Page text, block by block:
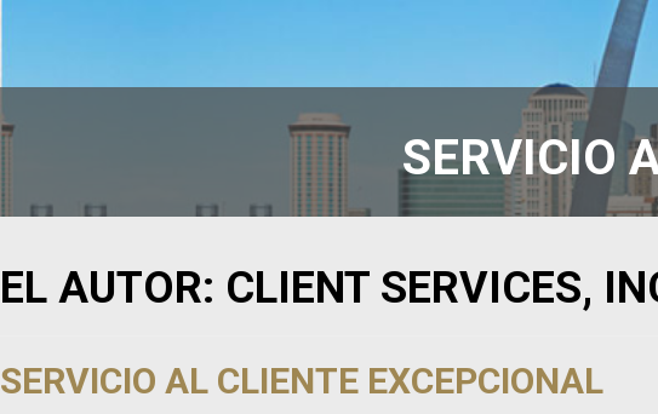
SERVICIO
EL AUTOR: CLIENT SERVICES,
SERVICIO AL CLIENTE EXCEPCIONAL